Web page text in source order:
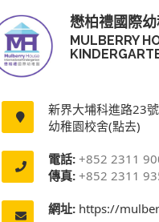
懋柏禮國際
MULBERRY
新界大埔科進路23
幼稚園校舍(點去)
電話: +852 2311
傳真: +852 2311
網址: https://